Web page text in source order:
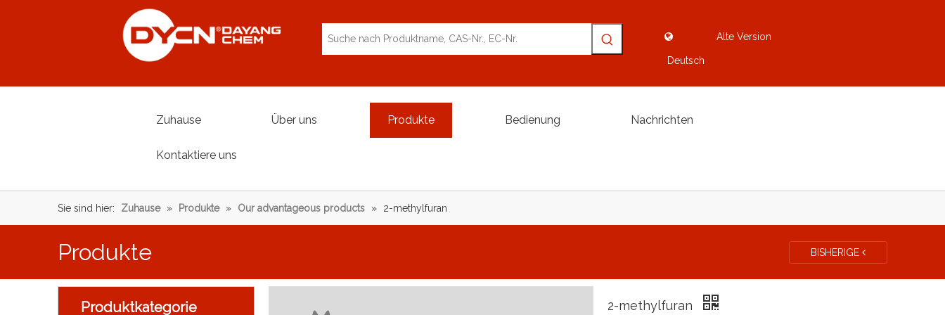
Deutsch
Alte Version
Zuhause Über uns Produkte Bedienung Nachrichten
Kontaktiere uns
Sie sind hier: Zuhause » Produkte » Our advantageous products » 2-methylfuran
Produkte BISHERIGE
Produktkategorie 2-methylfuran